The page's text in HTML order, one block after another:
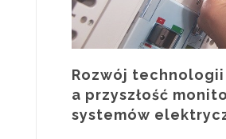
Rozwój
a przyszłość
systemów